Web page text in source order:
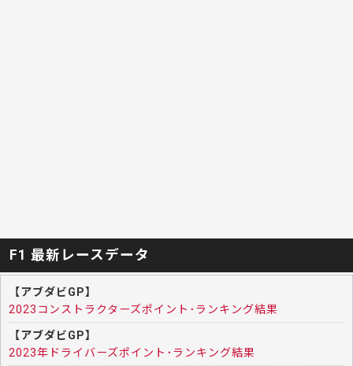
F1 最新レースデータ
【アブダビGP】
2023コンストラクターズポイント･ランキング結果
【アブダビGP】
2023年ドライバーズポイント･ランキング結果